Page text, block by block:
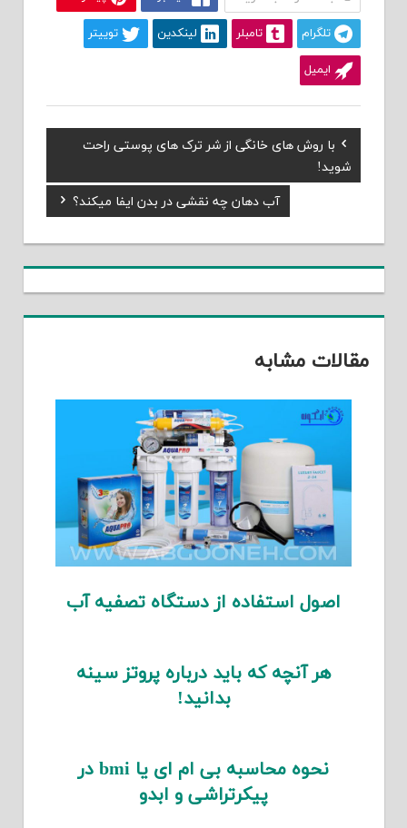
تلگرام تامبلر لینکدین توییتر
ایمیل
راهبری
Previous
Post:
با روش های خانگی از شر ترک های پوستی راحت
شوید!
Next
Post:
آب دهان چه نقشی در بدن ایفا میکند؟
مقالات مشابه
اصول استفاده از دستگاه تصفیه آب
هر آنچه که باید درباره پروتز سینه
بدانید!
نحوه محاسبه بی ام ای یا bmi در
پیکرتراشی و ابدو